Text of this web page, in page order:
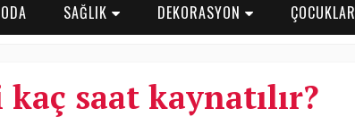
SAĞLIK DEKORASYON ÇOCUKLAR
saat kaynatılır?